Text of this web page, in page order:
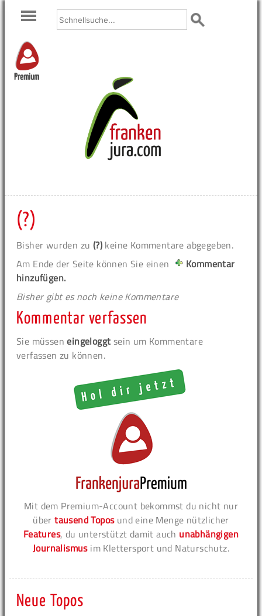
Premium
(?)
Bisher wurden zu (?) keine Kommentare abgegeben.
Am Ende der Seite können Sie einen
Kommentar
hinzufügen.
Bisher gibt es noch keine Kommentare
Kommentar verfassen
Sie müsseneingeloggt sein um Kommentare
verfassen zu können.
Mit dem Premium-Account bekommst du nicht nur
übertausend Toposund eine Menge nützlicher
Features, du unterstützt damit auch unabhängigen
Journalismusim Klettersport und Naturschutz.
Neue Topos